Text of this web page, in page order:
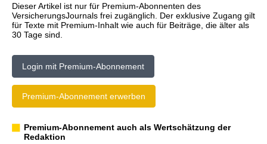
Dieser Artikel ist nur für Premium-Abonnenten des
VersicherungsJournals frei zugänglich. Der exklusive Zugang gilt
für Texte mit Premium-Inhalt wie auch für Beiträge, die älter als
30 Tage sind.
Login mit Premium-Abonnement
Premium-Abonnement erwerben
Premium-Abonnement auch als Wertschätzung der
Redaktion